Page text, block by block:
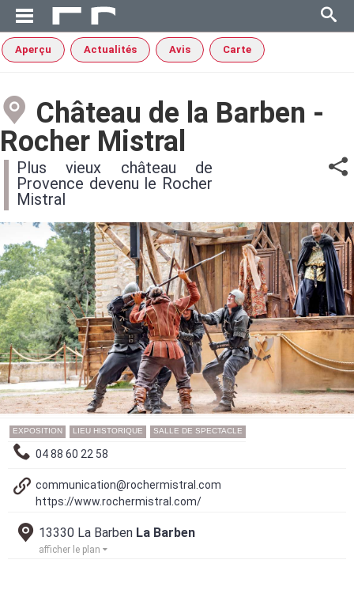
Aperçu Actualités Avis Carte
Château de la Barben -
Rocher Mistral
Plus vieux château de
Provence devenu le Rocher
Mistral
EXPOSITION LIEU HISTORIQUE SALLE DE SPECTACLE
04 88 60 22 58
communication@rochermistral.com
https://www.rochermistral.com/
13330 La Barben La Barben
afficher le plan